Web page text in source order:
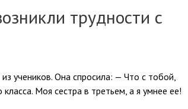
трудности с
учеников. Она спросила: — Что с тобой,
Моя сестра в третьем, а я умнее ее!